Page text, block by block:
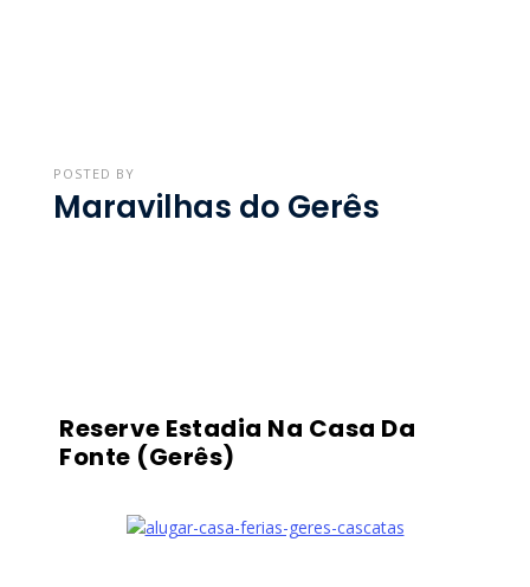
POSTED BY
Maravilhas do Gerês
Reserve Estadia Na Casa Da
Fonte (Gerês)